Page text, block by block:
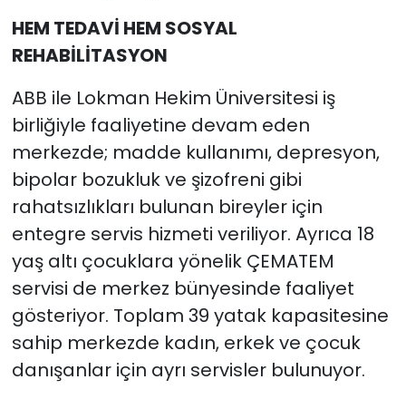
HEM TEDAVİ HEM SOSYAL
REHABİLİTASYON
ABB ile Lokman Hekim Üniversitesi iş
birliğiyle faaliyetine devam eden
merkezde; madde kullanımı, depresyon,
bipolar bozukluk ve şizofreni gibi
rahatsızlıkları bulunan bireyler için
entegre servis hizmeti veriliyor. Ayrıca 18
yaş altı çocuklara yönelik ÇEMATEM
servisi de merkez bünyesinde faaliyet
gösteriyor. Toplam 39 yatak kapasitesine
sahip merkezde kadın, erkek ve çocuk
danışanlar için ayrı servisler bulunuyor.